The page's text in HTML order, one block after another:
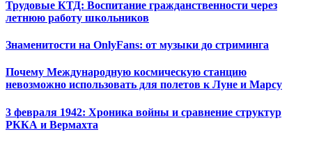
Трудовые КТД: Воспитание гражданственности через
летнюю работу школьников
Знаменитости на OnlyFans: от музыки до стриминга
Почему Международную космическую станцию
невозможно использовать для полетов к Луне и Марсу
3 февраля 1942: Хроника войны и сравнение структур
РККА и Вермахта